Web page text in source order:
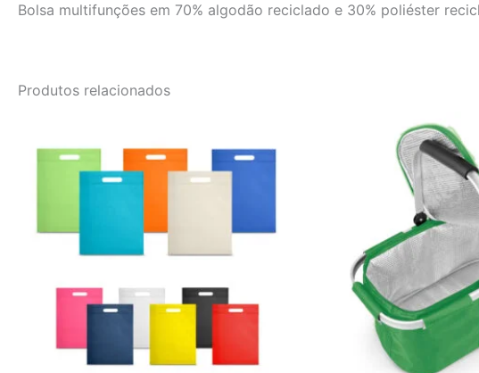
Bolsa multifunções em 70% algodão reciclado e 30% poliéster
Produtos relacionados